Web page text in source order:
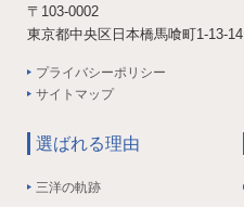
〒103-0002
東京都中央区日本橋馬喰町1-13-14
プライバシーポリシー
サイトマップ
選ばれる理由
三洋の軌跡